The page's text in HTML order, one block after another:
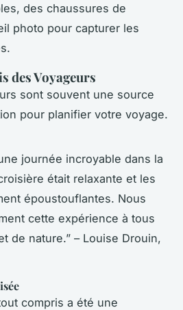
des chaussures de
photo pour capturer les
des Voyageurs
sont souvent une source
pour planifier votre voyage.
journée incroyable dans la
était relaxante et les
époustouflantes. Nous
cette expérience à tous
de nature.” – Louise Drouin,
compris a été une